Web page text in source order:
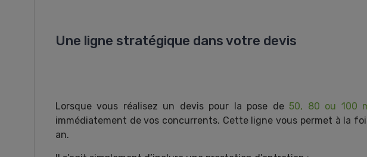
Une ligne stratégique dans votre devis
Lorsque vous réalisez un devis pour la pose de50, 80 ou 100
immédiatement de vos concurrents. Cette ligne vous permet à la
an.